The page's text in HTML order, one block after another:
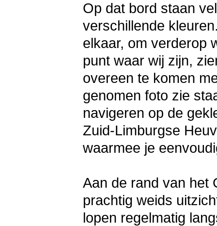
Op dat bord staan
verschillende
elkaar, om verderop
punt waar wij zijn,
overeen te komen
genomen foto zie
navigeren op de
Zuid-Limburgse
waarmee je
Aan de rand van het
prachtig weids
lopen regelmatig